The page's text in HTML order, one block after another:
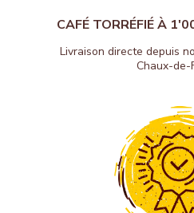
CAFÉ TORRÉFIÉ À
Livraison directe depuis
Chaux-de-